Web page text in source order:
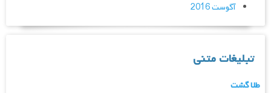
آگوست 2016
تبلیغات متنی
طلا گشت